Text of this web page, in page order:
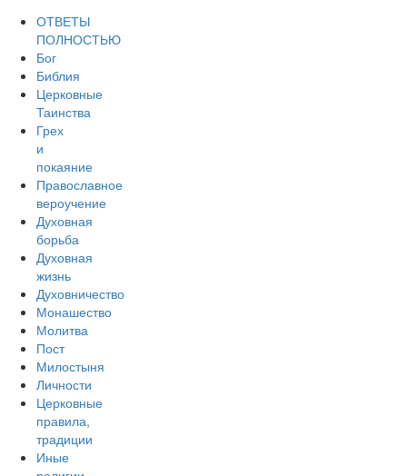
ОТВЕТЫ
ПОЛНОСТЬЮ
Бог
Библия
Церковные
Таинства
Грех
и
покаяние
Православное
вероучение
Духовная
борьба
Духовная
жизнь
Духовничество
Монашество
Молитва
Пост
Милостыня
Личности
Церковные
правила,
традиции
Иные